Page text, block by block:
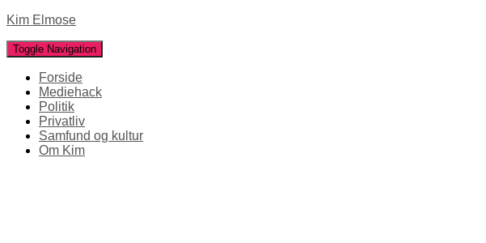
Kim Elmose
Toggle Navigation
Forside
Mediehack
Politik
Privatliv
Samfund og kultur
Om Kim